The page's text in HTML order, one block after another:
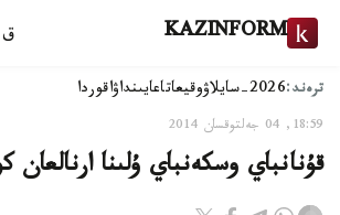
KAZINFORM ق
ترەند:2026-سايلاۋ وقيعاتاعايىنداۋاقوردا
18:59, 04 جەلتوقسان 2014
قۇنانباي وسكەنباي ۇلىنا ارنالعان